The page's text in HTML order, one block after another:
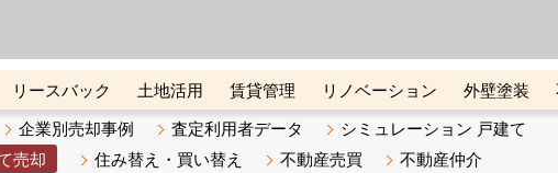
リースバック 土地活用 賃貸管理 リノベーション 外壁塗装
オンライン講座 リビンマガジンBiz 不動産売却ご相談デスク
企業別売却事例 査定利用者データ
シミュレーション 戸建て
売却 住み替え・買い替え 不動産売買 不動産仲介